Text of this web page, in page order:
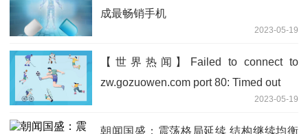
成最畅销手机
2023-05-19
【世界热闻】Failed to connect to
zw.gozuowen.com port 80: Timed out
2023-05-19
朝闻国盛：震荡格局延续 结构继续均衡